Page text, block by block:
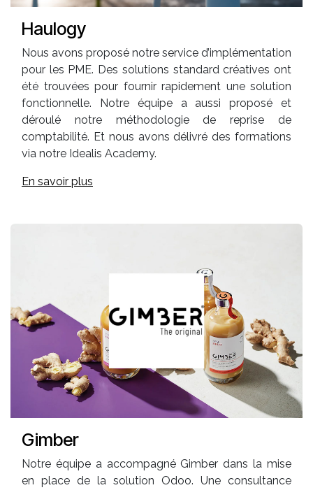
Haulogy
Nous avons proposé notre service d’implémentation
pour les PME. Des solutions standard créatives ont
été trouvées pour fournir rapidement une solution
fonctionnelle. Notre équipe a aussi proposé et
déroulé notre méthodologie de reprise de
comptabilité. Et nous avons délivré des formations
via notre Idealis Academy.
En savoir plus
Gimber
Notre équipe a accompagné Gimber dans la mise
en place de la solution Odoo. Une consultance